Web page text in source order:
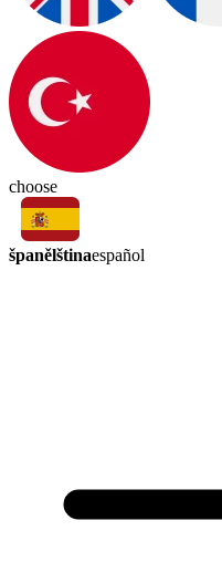
choose
španělštinaespañol